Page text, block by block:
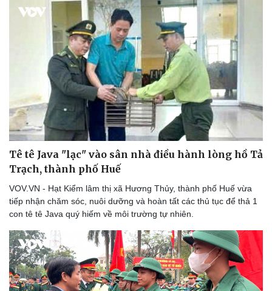
Doanh nghiệp Công nghệ
Tê tê Java "lạc" vào sân nhà điều hành lòng hồ Tả
Trạch, thành phố Huế
VOV.VN - Hạt Kiểm lâm thị xã Hương Thủy, thành phố Huế vừa
tiếp nhận chăm sóc, nuôi dưỡng và hoàn tất các thủ tục để thả 1
con tê tê Java quý hiếm về môi trường tự nhiên.